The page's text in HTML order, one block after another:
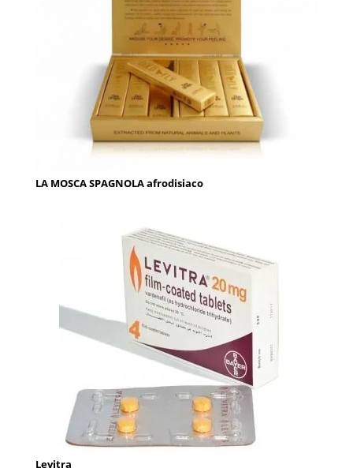
LA MOSCA SPAGNOLA afrodisiaco
Levitra